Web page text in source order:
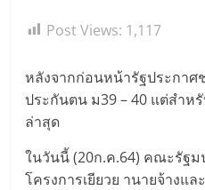
Post Views: 1,117
หลังจากก่อนหน้ารัฐประกาศ
ประกันตน ม39 – 40 แต่สำห
ล่าสุด
ในวันนี้ (20ก.ค.64) คณะรัฐม
โครงการเยียวย านายจ้างแ